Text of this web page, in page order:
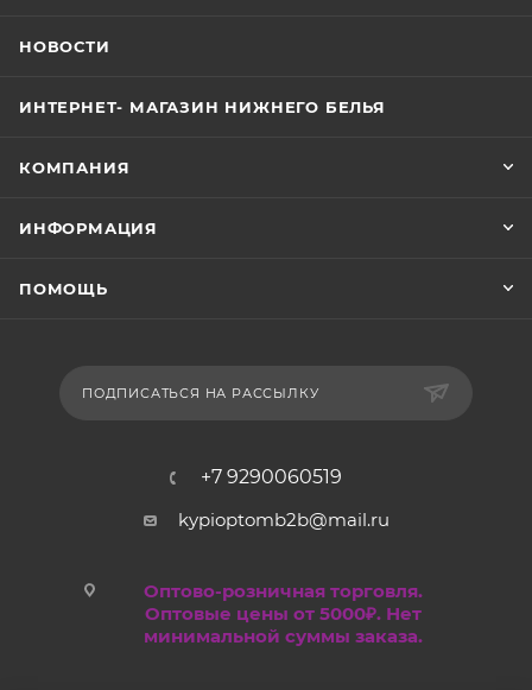
НОВОСТИ
ИНТЕРНЕТ- МАГАЗИН НИЖНЕГО БЕЛЬЯ
КОМПАНИЯ
ИНФОРМАЦИЯ
ПОМОЩЬ
ПОДПИСАТЬСЯ НА РАССЫЛКУ
+7 9290060519
kypioptomb2b@mail.ru
Оптово-розничная торговля.
Оптовые цены от 5000₽. Нет
минимальной суммы заказа.